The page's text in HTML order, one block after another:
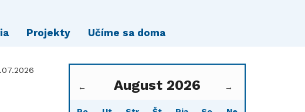
Projekty Učíme sa doma
← August 2026 →